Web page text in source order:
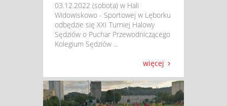
​ 03.12.2022 (sobota) w Hali
Widowiskowo - Sportowej w Lęborku
odbędzie się XXI Turniej Halowy
Sędziów o Puchar Przewodniczącego
Kolegium Sędziów ...
więcej